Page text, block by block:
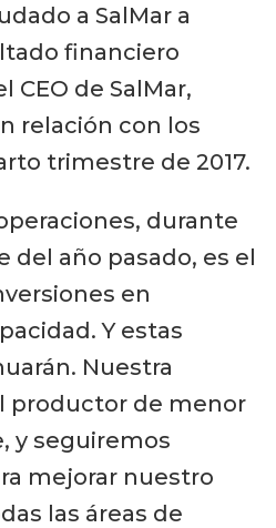
a SalMar a
financiero
CEO de SalMar,
relación con los
trimestre de 2017.
durante
año pasado, es el
en
Y estas
Nuestra
productor de menor
y seguiremos
mejorar nuestro
las áreas de